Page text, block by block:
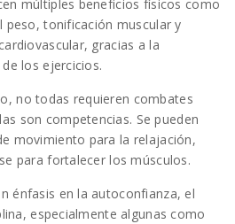
múltiples beneficios físicos como
tonificación muscular y
gracias a la
los ejercicios.
no todas requieren combates
son competencias. Se pueden
movimiento para la relajación,
para fortalecer los músculos.
énfasis en la autoconfianza, el
especialmente algunas como